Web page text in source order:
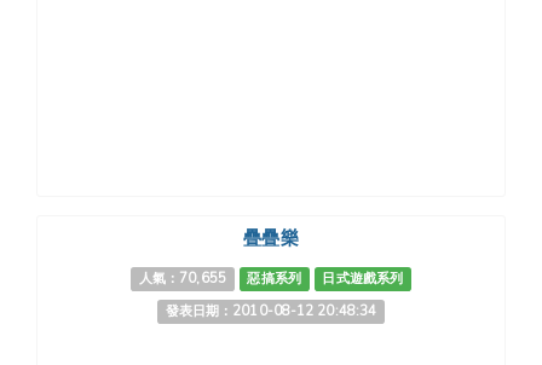
疊疊樂
人氣：70,655 惡搞系列
日式遊戲系列
發表日期：2010-08-12 20:48:34